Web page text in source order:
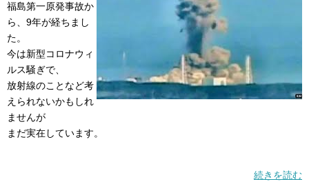
福島第一原発事故か
ら、9年が経ちまし
た。
今は新型コロナウィ
ルス騒ぎで、
放射線のことなど考
えられないかもしれ
ませんが
まだ実在しています。
続きを読む